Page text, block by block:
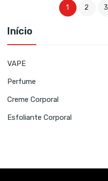
Início
VAPE
Perfume
Creme Corporal
Esfoliante Corporal
1 2 3